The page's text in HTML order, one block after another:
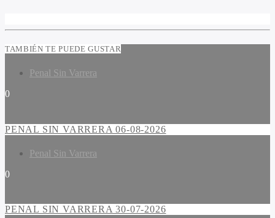
TAMBIÉN TE PUEDE GUSTAR
Penal Sin Varrera
0
PENAL SIN VARRERA 06-08-2026
Penal Sin Varrera
0
PENAL SIN VARRERA 30-07-2026